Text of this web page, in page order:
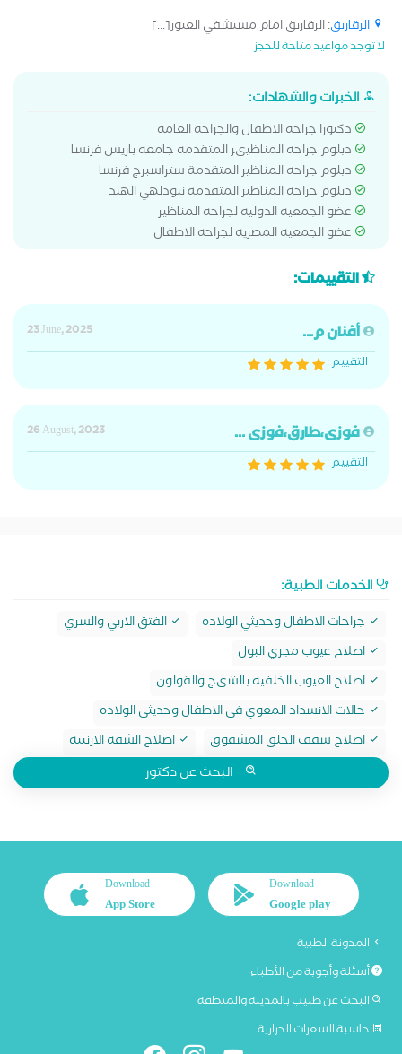
الزقازيق: الزقازيق امام مستشفي العبور[...]
لا توجد مواعيد متاحة للحجز
الخبرات والشهادات:
دكتورا جراحه الاطفال والجراحه العامه
دبلوم جراحه المناظيىر المتقدمه جامعه باريس فرنسا
دبلوم جراحه المناظير المتقدمة ستراسبرج فرنسا
دبلوم جراحه المناظير المتقدمة نيودلهي الهند
عضو الجمعيه الدوليه لجراحه المناظير
عضو الجمعيه المصريه لجراحه الاطفال
التقييمات:
أفنان م...
23 June, 2025
التقييم :
فوزى،طارق،فوزى ...
26 August, 2023
التقييم :
الخدمات الطبية:
جراحات الاطفال وحديثي الولاده
الفتق الاربي والسري
اصلاح عيوب مجري البول
اصلاح العيوب الخلفيه بالشىج والقولون
حالات الانسداد المعوي في الاطفال وحديثي الولاده
اصلاح سقف الحلق المشقوق
اصلاح الشفه الارنبيه
البحث عن دكتور
Download
Google play
Download
App Store
المدونة الطبية
أسئلة وأجوبة من الأطباء
البحث عن طبيب بالمدينة والمنطقة
حاسبة السعرات الحرارية